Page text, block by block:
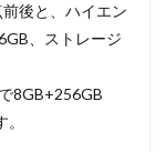
後と、ハイエン
、ストレージ
8GB+256GB